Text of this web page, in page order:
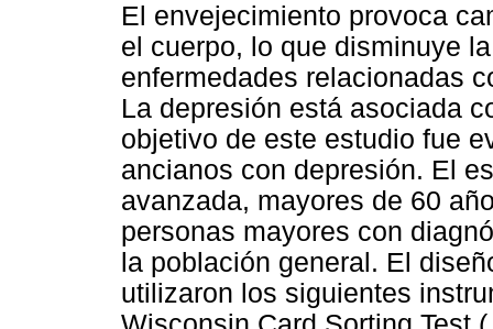
El envejecimiento provoca
el cuerpo, lo que disminuye
enfermedades relacionadas
La depresión está asociada
objetivo de este estudio fue
ancianos con depresión. El
avanzada, mayores de 60
personas mayores con
la población general. El
utilizaron los siguientes